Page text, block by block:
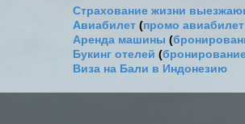
Страхование жизни
Авиабилет (промо
Аренда машины (
Букинг отелей (
Виза на Бали в Индонезию